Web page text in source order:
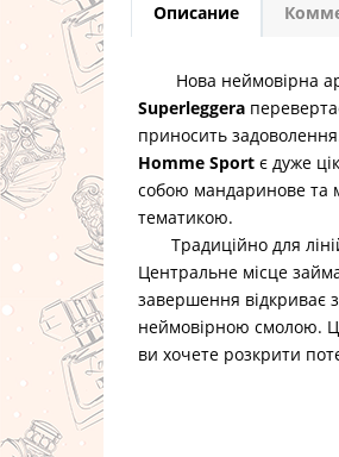
Описание
Нова неймовірна
Superleggera
приносить
Homme Sport є дуже
собою мандаринове та
тематикою.
Традиційно для
Центральне місце
завершення відкриває
неймовірною смолою.
ви хочете розкрити